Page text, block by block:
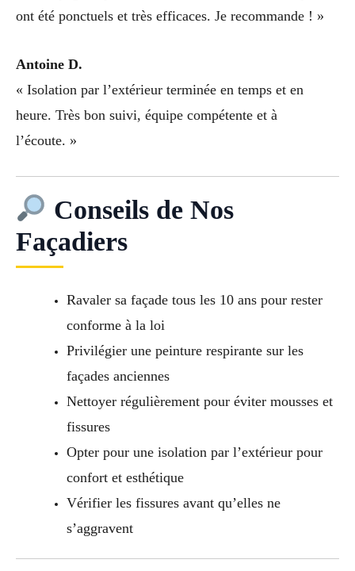
ont été ponctuels et très efficaces. Je recommande ! »
Antoine D.
« Isolation par l’extérieur terminée en temps et en
heure. Très bon suivi, équipe compétente et à
l’écoute. »
Conseils de Nos
Façadiers
Ravaler sa façade tous les 10 ans pour rester
conforme à la loi
Privilégier une peinture respirante sur les
façades anciennes
Nettoyer régulièrement pour éviter mousses et
fissures
Opter pour une isolation par l’extérieur pour
confort et esthétique
Vérifier les fissures avant qu’elles ne
s’aggravent